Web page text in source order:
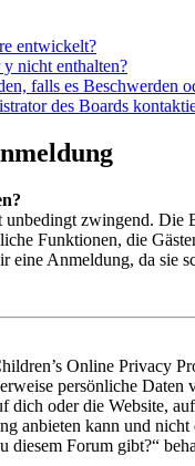
entwickelt?
nicht enthalten?
falls es Beschwerden
des Boards
zwingend. Die
Funktionen, die
eine Anmeldung, da sie
Online Privacy
persönliche
dich oder die Website,
anbieten kann und
diesem Forum gibt?“